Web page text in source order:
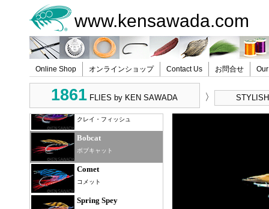
www.kensawada.com
Online Shop オンラインショップ Contact Us お問合せ
1861 FLIES by KEN SAWADA 〉
Claret Squilla
クラレット・スクィーラ
Yellow Squilla
イエロー・スクィーラ
Green Squilla
グリーン・スクィーラ
Cray Fish
クレイ・フィッシュ
Bobcat
ボブキャット
Comet
コメット
Spring Spey